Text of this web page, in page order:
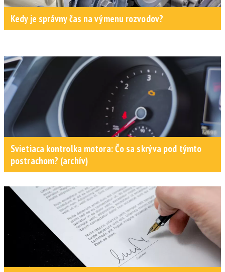
Kedy je správny čas na výmenu rozvodov?
Svietiaca kontrolka motora: Čo sa skrýva pod týmto
postrachom? (archív)